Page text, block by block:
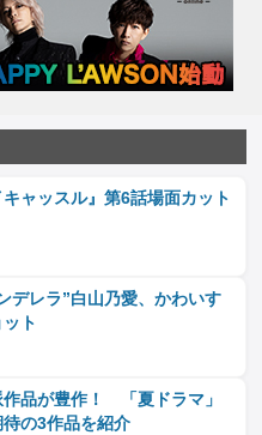
キャッスル』第6話場面カット
デレラ”白山乃愛、かわいす
ト
作品が豊作！ 「夏ドラマ」
の3作品を紹介